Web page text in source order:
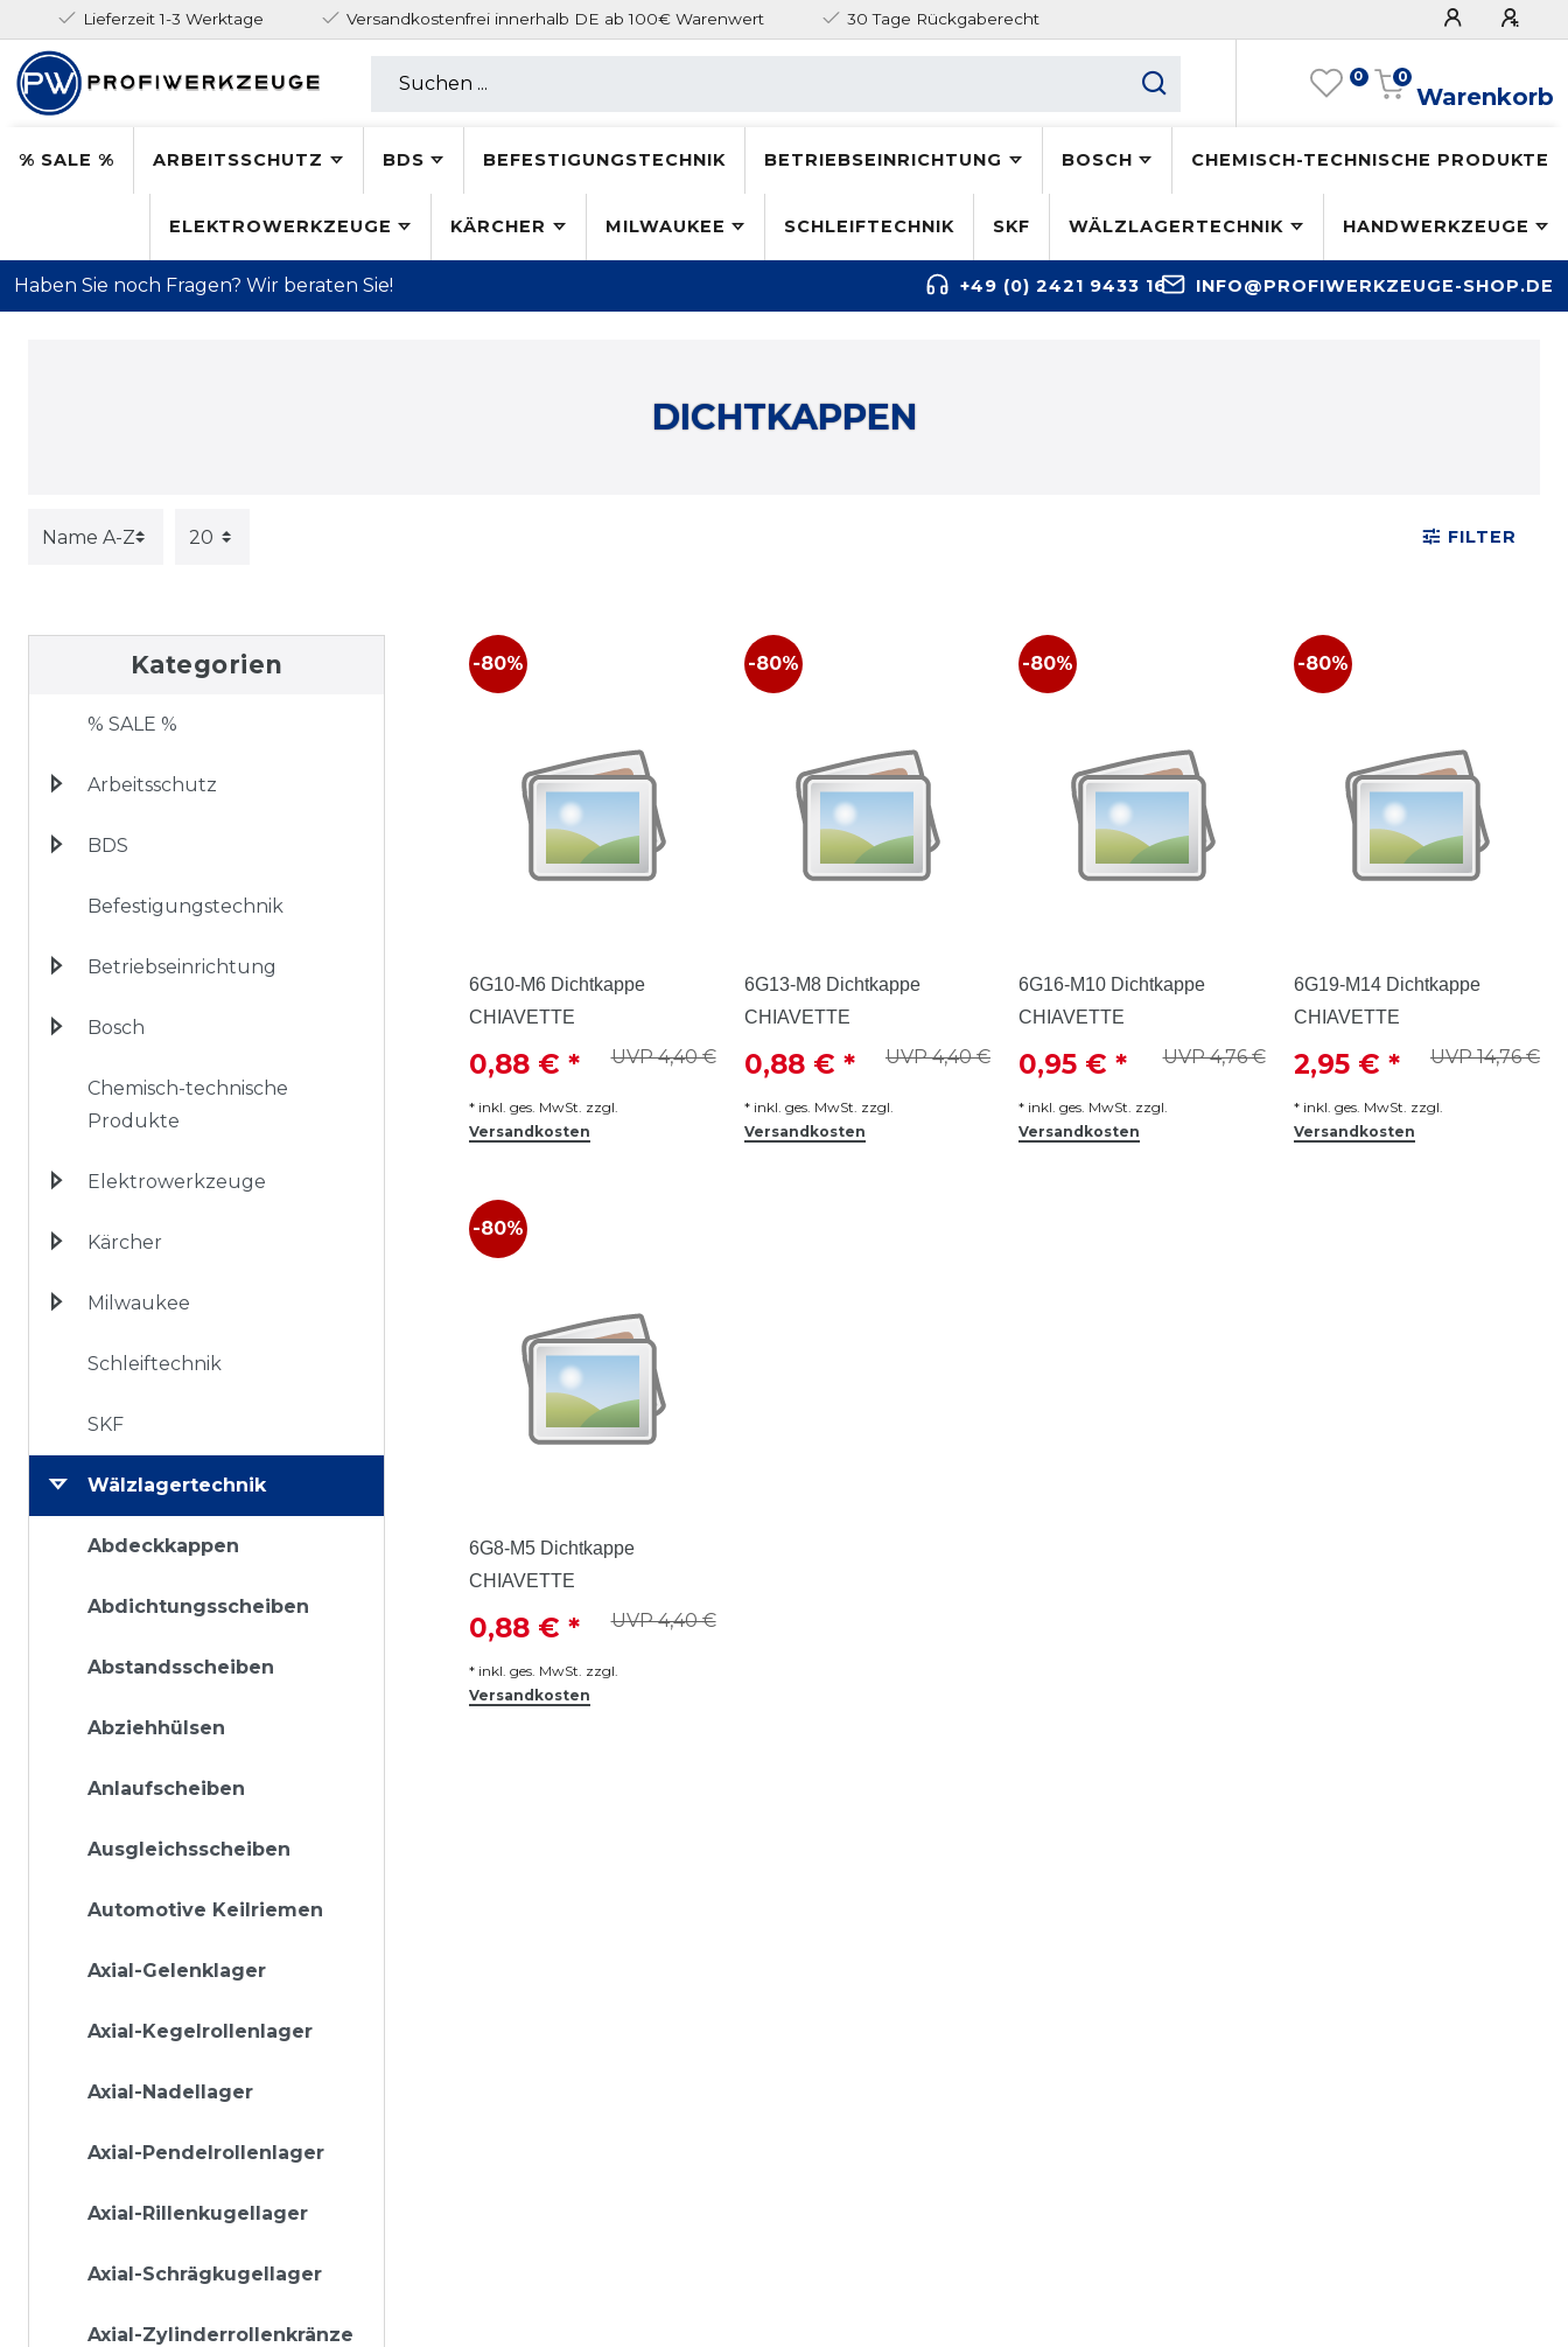
Lieferzeit 1-3 Werktage Versandkostenfrei innerhalb DE ab 100€ Warenwert 30 Tage Rückgaberecht
0
Warenkorb
0
% SALE % ARBEITSSCHUTZ BDS BEFESTIGUNGSTECHNIK BETRIEBSEINRICHTUNG BOSCH CHEMISCH-TECHNISCHE PRODUKTE
ELEKTROWERKZEUGE KÄRCHER MILWAUKEE SCHLEIFTECHNIK SKF WÄLZLAGERTECHNIK HANDWERKZEUGE
Haben Sie noch Fragen? Wir beraten Sie! +49 (0) 2421 9433 16 INFO@PROFIWERKZEUGE-SHOP.DE
DICHTKAPPEN
FILTER
Kategorien
% SALE %
Arbeitsschutz
BDS
Befestigungstechnik
Betriebseinrichtung
Bosch
Chemisch-technische
Produkte
Elektrowerkzeuge
Kärcher
Milwaukee
Schleiftechnik
SKF
Wälzlagertechnik
Abdeckkappen
Abdichtungsscheiben
Abstandsscheiben
Abziehhülsen
Anlaufscheiben
Ausgleichsscheiben
Automotive Keilriemen
Axial-Gelenklager
Axial-Kegelrollenlager
Axial-Nadellager
Axial-Pendelrollenlager
Axial-Rillenkugellager
Axial-Schrägkugellager
Axial-Zylinderrollenkränze
-80%
6G10-M6 Dichtkappe
CHIAVETTE
UVP 4,40 €
0,88 € *
* inkl. ges. MwSt. zzgl.
Versandkosten
-80%
6G13-M8 Dichtkappe
CHIAVETTE
UVP 4,40 €
0,88 € *
* inkl. ges. MwSt. zzgl.
Versandkosten
-80%
6G16-M10 Dichtkappe
CHIAVETTE
UVP 4,76 €
0,95 € *
* inkl. ges. MwSt. zzgl.
Versandkosten
-80%
6G19-M14 Dichtkappe
CHIAVETTE
UVP 14,76 €
2,95 € *
* inkl. ges. MwSt. zzgl.
Versandkosten
-80%
6G8-M5 Dichtkappe
CHIAVETTE
UVP 4,40 €
0,88 € *
* inkl. ges. MwSt. zzgl.
Versandkosten